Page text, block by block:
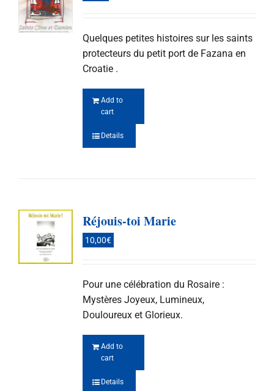
Quelques petites histoires sur les saints
protecteurs du petit port de Fazana en
Croatie .
Add to
cart
Details
Réjouis-toi Marie
10,00€
Pour une célébration du Rosaire :
Mystères Joyeux, Lumineux,
Douloureux et Glorieux.
Add to
cart
Details